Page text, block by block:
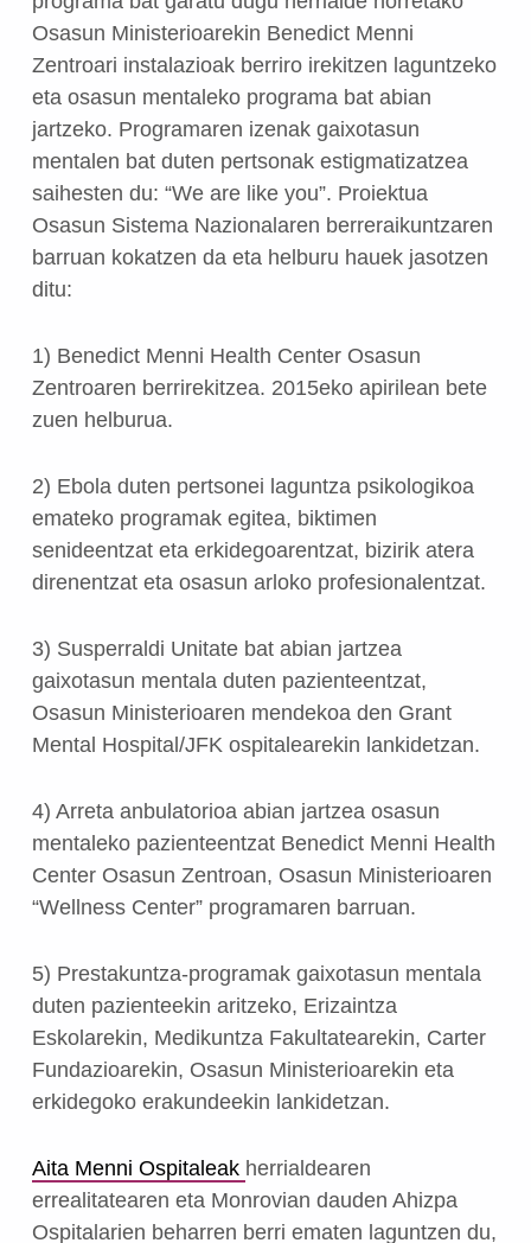
Osasun Ministerioarekin Benedict Menni
Zentroari instalazioak berriro irekitzen laguntzeko
eta osasun mentaleko programa bat abian
jartzeko. Programaren izenak gaixotasun
mentalen bat duten pertsonak estigmatizatzea
saihesten du: “We are like you”. Proiektua
Osasun Sistema Nazionalaren berreraikuntzaren
barruan kokatzen da eta helburu hauek jasotzen
ditu:
1) Benedict Menni Health Center Osasun
Zentroaren berrirekitzea. 2015eko apirilean bete
zuen helburua.
2) Ebola duten pertsonei laguntza psikologikoa
emateko programak egitea, biktimen
senideentzat eta erkidegoarentzat, bizirik atera
direnentzat eta osasun arloko profesionalentzat.
3) Susperraldi Unitate bat abian jartzea
gaixotasun mentala duten pazienteentzat,
Osasun Ministerioaren mendekoa den Grant
Mental Hospital/JFK ospitalearekin lankidetzan.
4) Arreta anbulatorioa abian jartzea osasun
mentaleko pazienteentzat Benedict Menni Health
Center Osasun Zentroan, Osasun Ministerioaren
“Wellness Center” programaren barruan.
5) Prestakuntza-programak gaixotasun mentala
duten pazienteekin aritzeko, Erizaintza
Eskolarekin, Medikuntza Fakultatearekin, Carter
Fundazioarekin, Osasun Ministerioarekin eta
erkidegoko erakundeekin lankidetzan.
Aita Menni Ospitaleak herrialdearen
errealitatearen eta Monrovian dauden Ahizpa
Ospitalarien beharren berri ematen laguntzen du,